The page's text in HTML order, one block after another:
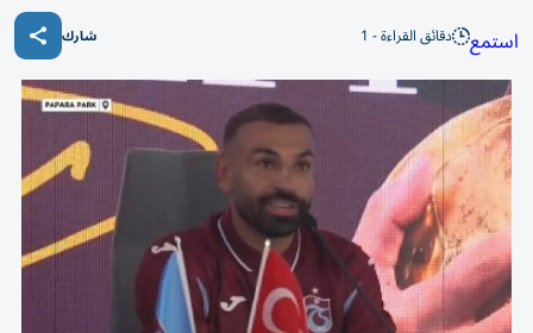
استمع دقائق القراءة - 1 شارك